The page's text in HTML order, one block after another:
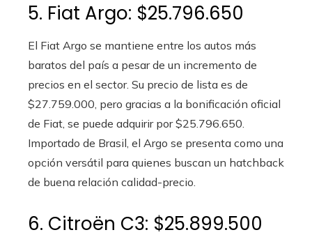
5. Fiat Argo: $25.796.650
El Fiat Argo se mantiene entre los autos más
baratos del país a pesar de un incremento de
precios en el sector. Su precio de lista es de
$27.759.000, pero gracias a la bonificación oficial
de Fiat, se puede adquirir por $25.796.650.
Importado de Brasil, el Argo se presenta como una
opción versátil para quienes buscan un hatchback
de buena relación calidad-precio.
6. Citroën C3: $25.899.500